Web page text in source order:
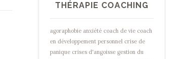
THÉRAPIE COACHING
agoraphobie anxiété coach de vie coach
en développement personnel crise de
panique crises d'angoisse gestion du